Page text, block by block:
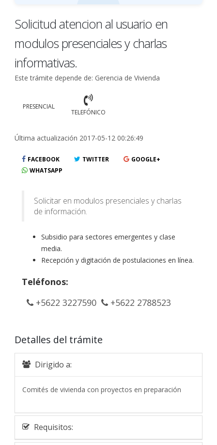
Solicitud atencion al usuario en
modulos presenciales y charlas
informativas.
Este trámite depende de: Gerencia de Vivienda
PRESENCIAL
TELEFÓNICO
Última actualización 2017-05-12 00:26:49
FACEBOOK TWITTER
GOOGLE+
WHATSAPP
Solicitar en modulos presenciales y charlas
de información.
Subsidio para sectores emergentes y clase
media.
Recepción y digitación de postulaciones en línea.
Teléfonos:
+5622 3227590
+5622 2788523
Detalles del trámite
Dirigido a:
Comités de vivienda con proyectos en preparación
Requisitos: